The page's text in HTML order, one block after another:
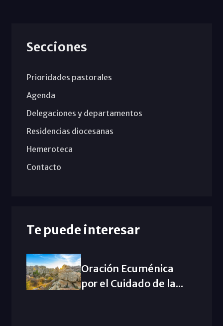
Secciones
Prioridades pastorales
Agenda
Delegaciones y departamentos
Residencias diocesanas
Hemeroteca
Contacto
Te puede interesar
Oración Ecuménica
por el Cuidado de la...